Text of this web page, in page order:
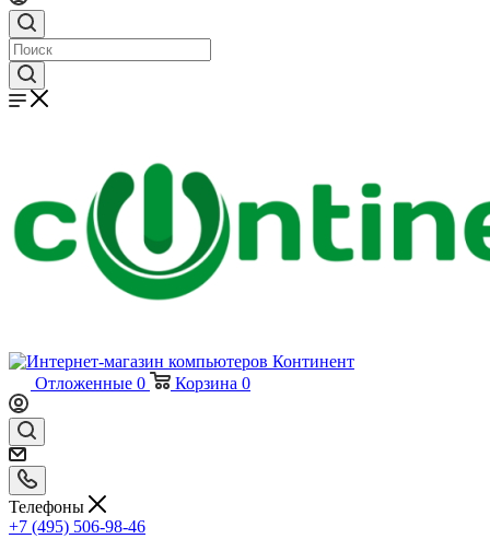
Отложенные 0 Корзина 0
Телефоны
+7 (495) 506-98-46